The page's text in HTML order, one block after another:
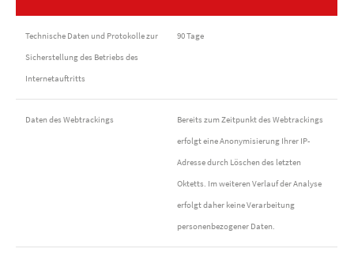
Technische Daten und Protokolle zur
Sicherstellung des Betriebs des
Internetauftritts
90 Tage
Daten des Webtrackings
Bereits zum Zeitpunkt des Webtrackings
erfolgt eine Anonymisierung Ihrer IP-
Adresse durch Löschen des letzten
Oktetts. Im weiteren Verlauf der Analyse
erfolgt daher keine Verarbeitung
personenbezogener Daten.